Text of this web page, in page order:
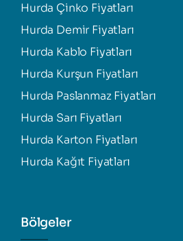
Hurda Çinko Fiyatları
Hurda Demir Fiyatları
Hurda Kablo Fiyatları
Hurda Kurşun Fiyatları
Hurda Paslanmaz Fiyatları
Hurda Sarı Fiyatları
Hurda Karton Fiyatları
Hurda Kağıt Fiyatları
Bölgeler